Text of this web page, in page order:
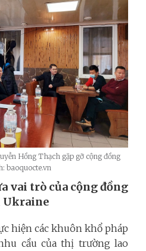
Hồng Thạch gặp gỡ cộng đồng
baoquocte.vn
vai trò của cộng đồng
Ukraine
hiện các khuôn khổ pháp
cầu của thị trường lao